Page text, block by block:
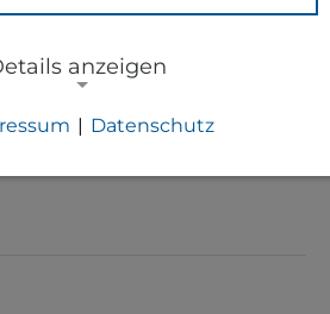
bingen.de
anzeigen
Cookies zur Session-
| Datenschutz